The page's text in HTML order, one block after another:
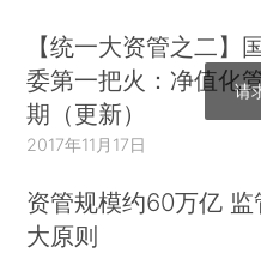
【统一大资管之二】
委第一把火：净值化
期（更新）
2017年11月17日
资管规模约60万亿 监
大原则
请